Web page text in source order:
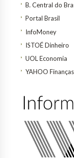
B. Central do
Portal Brasil
InfoMoney
ISTOÉ Dinheiro
UOL Economia
YAHOO Finanças